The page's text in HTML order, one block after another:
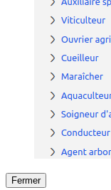
Fermer